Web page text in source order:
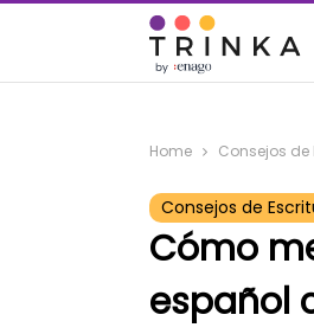
Home Consejos de
Consejos de
Cómo
español